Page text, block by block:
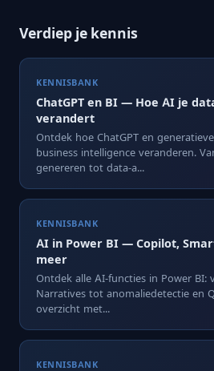
Verdiep je kennis
KENNISBANK
ChatGPT en BI — Hoe AI je
verandert
Ontdek hoe ChatGPT en
business intelligence veranderen.
genereren tot data-a...
KENNISBANK
AI in Power BI — Copilot,
meer
Ontdek alle AI-functies in Power BI:
Narratives tot anomaliedetectie en
overzicht met...
KENNISBANK